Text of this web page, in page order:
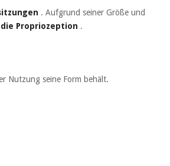
. Aufgrund seiner Größe und
Propriozeption .
Nutzung seine Form behält.